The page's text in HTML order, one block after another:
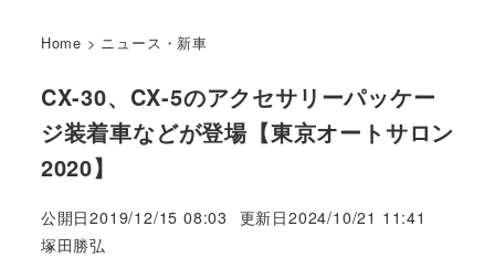
Home > ニュース・新車
CX-30、CX-5のアクセサリーパッケー
ジ装着車などが登場【東京オートサロン
2020】
公開日2019/12/15 08:03 更新日2024/10/21 11:41
著
塚田勝弘